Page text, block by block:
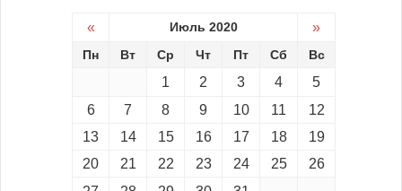
« Июль 2020 »
Пн Вт Ср Чт Пт Сб Вс
1 2 3 4
5
6
7 8 9 10 11
12
13
14 15 16 17 18
19
20
21 22 23 24 25
26